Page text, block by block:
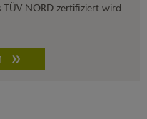
NORD zertifiziert wird.